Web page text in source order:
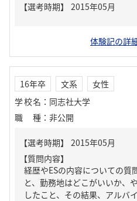
体験記の詳
16年卒 文系
女性
学校名 ： 同志社大学
職種 ： 非公開
【質問内容】
経歴やESの内容についての質
と、勤務地はどこがいいか、
したこと、その結果、アルバ